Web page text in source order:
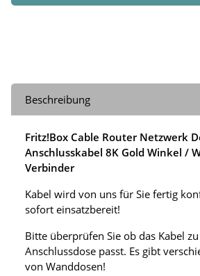
Beschreibung
Fritz!Box Cable Router Netzwerk
Anschlusskabel 8K Gold Winkel /
Verbinder
Kabel wird von uns für Sie fertig
sofort einsatzbereit!
Bitte überprüfen Sie ob das Kabel
Anschlussdose passt. Es gibt
von Wanddosen!